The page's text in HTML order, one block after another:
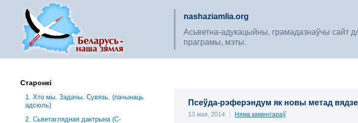
nashaziamlia.org
Асьветна-адукацыйны, грамадазнаўчы сайт
праграмы, мэты.
Псеўда-рэферэндум як новы метад
13 мая, 2014 | Няма каментараў
Старонкі
1. Хто мы. Задачы. Сувязь. (пачынаць
адсюль)
2. Сьветаглядная дактрына (С-